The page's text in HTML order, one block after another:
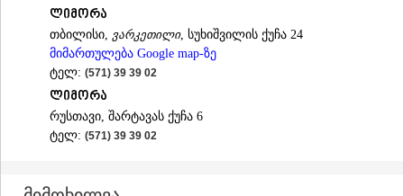
ᲖᲣᲒᲓᲘᲓᲘ
ᲛᲐᲠᲢᲕᲘᲚᲘ
ᲛᲔᲡᲢᲘᲐ
ᲡᲔᲜᲐᲙᲘ
ᲤᲝᲗᲘ
ᲩᲮᲝᲠᲝᲬᲧᲣ
ᲬᲐᲚᲔᲜᲯᲘᲮᲐ
ᲮᲝᲑᲘ
ᲡᲐᲛᲪᲮᲔ–ᲯᲐᲕᲐᲮᲔᲗᲘ
ლიმორა
თბილისი, ვარკეთილი, სუხიშვილის ქუჩა 24
მიმართულება Google map-ზე
ტელ: (571) 39 39 02
ლიმორა
რუსთავი, შარტავას ქუჩა 6
ტელ: (571) 39 39 02